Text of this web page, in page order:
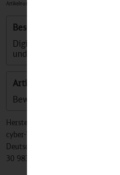
Artikelnummer:
Beschreibung
Digitale Technologien
und jederzeit online sein,
Artikel bewerten
Bewertungen lesen,
Hersteller:
cyber-Wear Heidelberg GmbH,
Deutschland,
30 983 0